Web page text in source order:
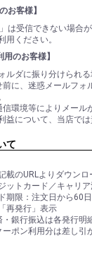
お客様】
」は受信できない場合
用ください。
用のお客様】
ルダに振り分けられる
前に、迷惑メールフォ
信環境等によりメール
益について、当店では
て
載のURLよりダウンロ
ットカード／キャリ
期限：注文日から60日
再発行」表示
銀行振込は各発行明
ポン利用分は差し引